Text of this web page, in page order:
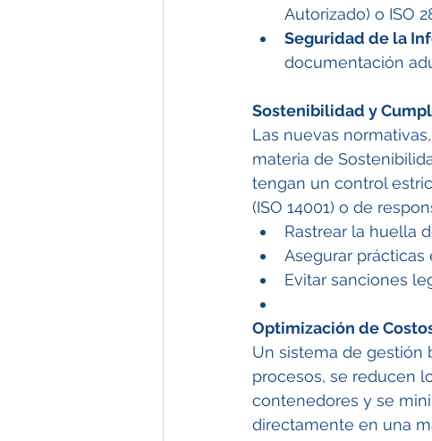
Autorizado) o ISO
Seguridad de la
documentación
Sostenibilidad y
Las nuevas
materia de
tengan un control
(ISO 14001) o de
Rastrear la huella
Asegurar prácticas
Evitar sanciones
Optimización de
Un sistema de gestión
procesos, se reducen
contenedores y se
directamente en una